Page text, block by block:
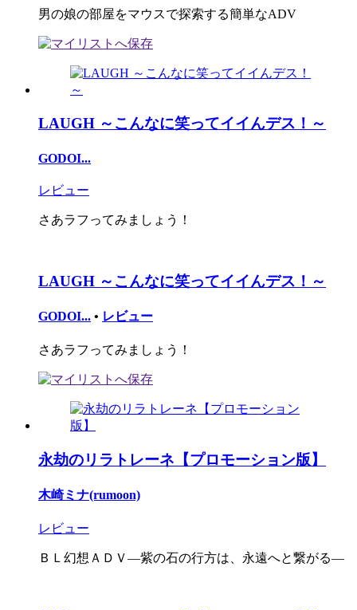
男の娘の部屋をマウスで探索する簡単なADV
LAUGH ～こんなに笑ってイイんデス！～
GODOI...
レビュー
さあラフってみましょう！
LAUGH ～こんなに笑ってイイんデス！～
GODOI... • レビュー
さあラフってみましょう！
永劫のリラトレーネ【プロモーション版】
木崎ミナ(rumoon)
レビュー
ＢＬ幻想ＡＤＶ―紫の石の行方は、永遠へと繋がる―